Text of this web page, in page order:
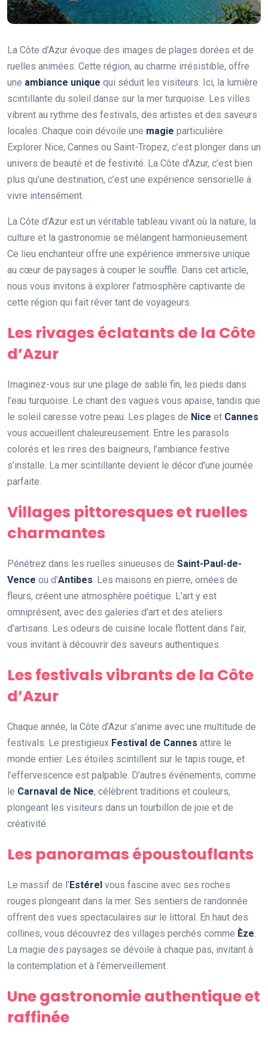
La Côte d’Azur évoque des images de plages dorées et de
ruelles animées. Cette région, au charme irrésistible, offre
une ambiance unique qui séduit les visiteurs. Ici, la lumière
scintillante du soleil danse sur la mer turquoise. Les villes
vibrent au rythme des festivals, des artistes et des saveurs
locales. Chaque coin dévoile une magie particulière.
Explorer Nice, Cannes ou Saint-Tropez, c’est plonger dans un
univers de beauté et de festivité. La Côte d’Azur, c’est bien
plus qu’une destination, c’est une expérience sensorielle à
vivre intensément.
La Côte d’Azur est un véritable tableau vivant où la nature, la
culture et la gastronomie se mélangent harmonieusement.
Ce lieu enchanteur offre une expérience immersive unique
au cœur de paysages à couper le souffle. Dans cet article,
nous vous invitons à explorer l’atmosphère captivante de
cette région qui fait rêver tant de voyageurs.
Les rivages éclatants de la Côte
d’Azur
Imaginez-vous sur une plage de sable fin, les pieds dans
l’eau turquoise. Le chant des vagues vous apaise, tandis que
le soleil caresse votre peau. Les plages de Nice et Cannes
vous accueillent chaleureusement. Entre les parasols
colorés et les rires des baigneurs, l’ambiance festive
s’installe. La mer scintillante devient le décor d’une journée
parfaite.
Villages pittoresques et ruelles
charmantes
Pénétrez dans les ruelles sinueuses de Saint-Paul-de-
Vence ou d’Antibes. Les maisons en pierre, ornées de
fleurs, créent une atmosphère poétique. L’art y est
omniprésent, avec des galeries d’art et des ateliers
d’artisans. Les odeurs de cuisine locale flottent dans l’air,
vous invitant à découvrir des saveurs authentiques.
Les festivals vibrants de la Côte
d’Azur
Chaque année, la Côte d’Azur s’anime avec une multitude de
festivals. Le prestigieux Festival de Cannes attire le
monde entier. Les étoiles scintillent sur le tapis rouge, et
l’effervescence est palpable. D’autres événements, comme
le Carnaval de Nice, célèbrent traditions et couleurs,
plongeant les visiteurs dans un tourbillon de joie et de
créativité.
Les panoramas époustouflants
Le massif de l’Estérel vous fascine avec ses roches
rouges plongeant dans la mer. Ses sentiers de randonnée
offrent des vues spectaculaires sur le littoral. En haut des
collines, vous découvrez des villages perchés comme Èze.
La magie des paysages se dévoile à chaque pas, invitant à
la contemplation et à l’émerveillement.
Une gastronomie authentique et
raffinée